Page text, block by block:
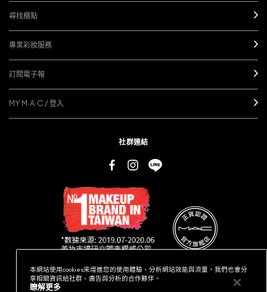
尋找櫃點
專業彩妝服務
訂閱電子報
MY M·A·C / 登入
社群連結
本網站使用cookies來增進您的使用體驗、分析網站效能與流量，我們也會分
享相關資訊給社群、廣告與分析的合作夥伴。
瞭解更多